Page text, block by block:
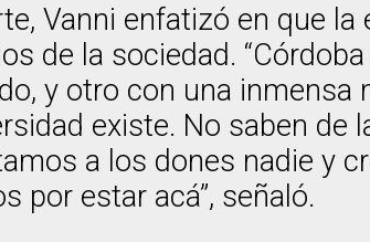
Vanni enfatizó en que
de la sociedad.
y otro con una inmensa
existe. No saben de
a los dones nadie y
por estar acá”, señaló.